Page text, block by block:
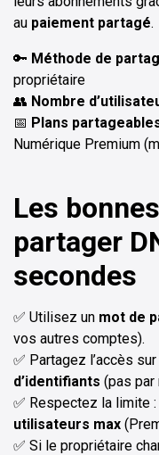
au paiement partagé.
🔑 Méthode de
propriétaire
👥 Nombre
📅 Plans
Numérique Premium
Les
partager
secondes
✅ Utilisez un mot de
vos autres comptes).
✅ Partagez l’accès
d’identifiants (pas par
✅ Respectez la limite :
utilisateurs max
✅ Si le propriétaire